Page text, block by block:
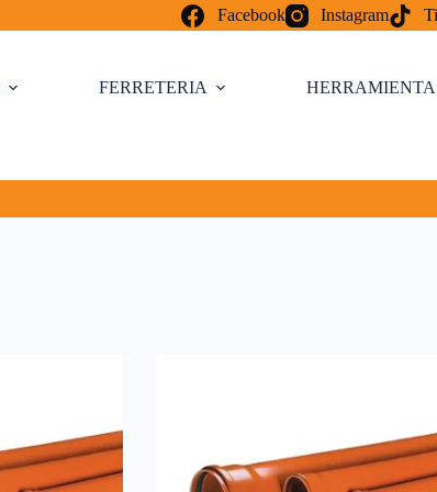
Facebook Instagram
FERRETERIA